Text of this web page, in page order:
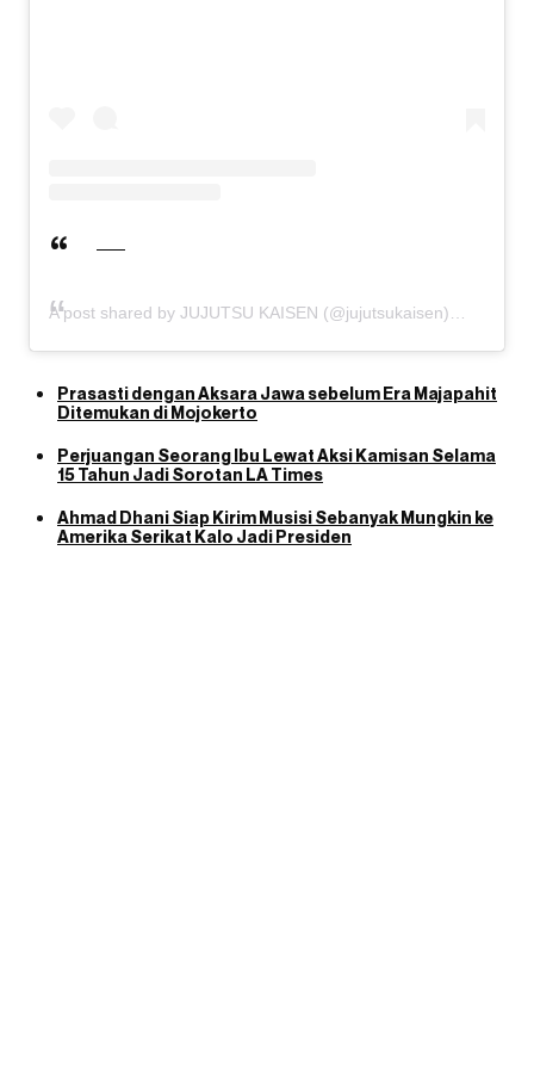
A post shared by JUJUTSU KAISEN (@jujutsukaisen)
Prasasti dengan Aksara Jawa sebelum Era Majapahit
Ditemukan di Mojokerto
Perjuangan Seorang Ibu Lewat Aksi Kamisan Selama
15 Tahun Jadi Sorotan LA Times
Ahmad Dhani Siap Kirim Musisi Sebanyak Mungkin ke
Amerika Serikat Kalo Jadi Presiden